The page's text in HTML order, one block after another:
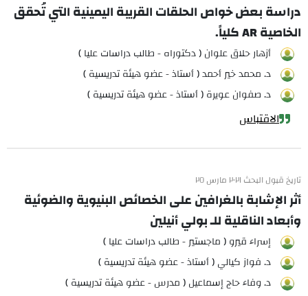
دراسة بعض خواص الحلقات القريبة اليمينية التي تُحقق
الخاصية AR كلياً.
أزهار حلاق علوان ( دكتوراه - طالب دراسات عليا )
د. محمد خير أحمد ( أستاذ - عضو هيئة تدريسية )
د. صفوان عويرة ( أستاذ - عضو هيئة تدريسية )
الاقتباس
تاريخ قبول البحث ٢٠٢١ مارس ٢٥
أثر الإشابة بالغرافين على الخصائص البنيوية والضوئية
وأبعاد الناقلية للـ بولي أنيلين
إسراء قيرو ( ماجستير - طالب دراسات عليا )
د. فواز كيالي ( أستاذ - عضو هيئة تدريسية )
د. وفاء حاج إسماعيل ( مدرس - عضو هيئة تدريسية )